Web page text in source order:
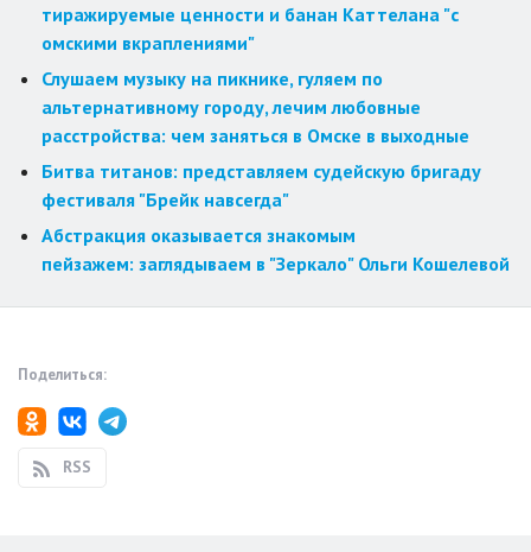
тиражируемые ценности и банан Каттелана "с
омскими вкраплениями"
Слушаем музыку на пикнике, гуляем по
альтернативному городу, лечим любовные
расстройства: чем заняться в Омске в выходные
Битва титанов: представляем судейскую бригаду
фестиваля "Брейк навсегда"
Абстракция оказывается знакомым
пейзажем: заглядываем в "Зеркало" Ольги Кошелевой
Поделиться:
RSS